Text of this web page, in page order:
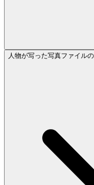
人物が写った写真ファイル